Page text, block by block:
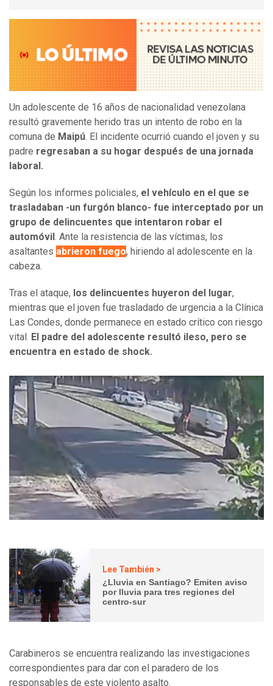
Un adolescente de 16 años de nacionalidad venezolana
resultó gravemente herido tras un intento de robo en la
comuna de Maipú. El incidente ocurrió cuando el joven y su
padre regresaban a su hogar después de una jornada
laboral.
Según los informes policiales, el vehículo en el que se
trasladaban -un furgón blanco- fue interceptado por un
grupo de delincuentes que intentaron robar el
automóvil. Ante la resistencia de las víctimas, los
asaltantes abrieron fuego, hiriendo al adolescente en la
cabeza.
Tras el ataque, los delincuentes huyeron del lugar,
mientras que el joven fue trasladado de urgencia a la Clínica
Las Condes, donde permanece en estado crítico con riesgo
vital. El padre del adolescente resultó ileso, pero se
encuentra en estado de shock.
Lee También >
¿Lluvia en Santiago? Emiten aviso
por lluvia para tres regiones del
centro-sur
Carabineros se encuentra realizando las investigaciones
correspondientes para dar con el paradero de los
responsables de este violento asalto.